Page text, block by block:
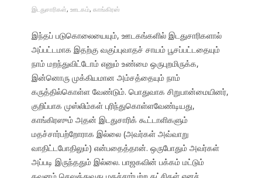
இடதுசாரிகள், ஊடகம், காங்கிரஸ்
இந்தப் படுகொலையையும், ஊடகங்களில் இடதுசாரிகளால்
அப்பட்டமாக இதற்கு வகுப்புவாதச் சாயம் பூசப்பட்டதையும்
நாம் மறந்துவிட்டோம் எனும் உண்மை ஒருபுறமிருக்க,
இன்னொரு முக்கியமான அம்சத்தையும் நாம்
கருத்தில்கொள்ள வேண்டும். பொதுவாக சிறுபான்மையினர்,
குறிப்பாக முஸ்லிம்கள் புரிந்துகொள்ளவேண்டியது,
காங்கிரஸும் அதன் இடதுசாரிக் கூட்டாளிகளும்
மதச்சார்பற்றோராக இல்லை (அவர்கள் அவ்வாறு
வாதிட்டபோதிலும்) என்பதைத்தான். ஒருபோதும் அவர்கள்
அப்படி இருந்ததும் இல்லை. பாஜகவின் பக்கம் மட்டும்